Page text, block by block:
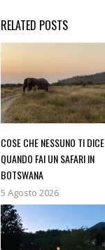
RELATED POSTS
COSE CHE NESSUNO TI DICE
QUANDO FAI UN SAFARI IN
BOTSWANA
5 Agosto 2026